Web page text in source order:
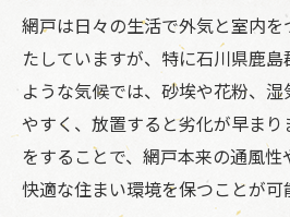
網戸の破れやゆるみを
家庭でできる網戸の汚
自分で網戸を張り替え
網戸掃除に便利な道具
ツ
網戸のトラブルを防ぐ日常ケ
網戸は日々の生活で外気と室内
たしていますが、特に石川県鹿
ような気候では、砂埃や花粉、
やすく、放置すると劣化が早ま
をすることで、網戸本来の通風
快適な住まい環境を保つことが可